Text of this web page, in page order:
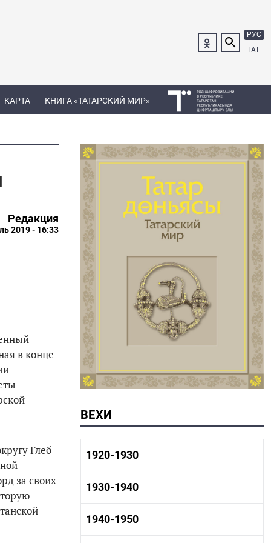
РУС
ТАТ
КАРТА КНИГА «ТАТАРСКИЙ МИР»
Редакция
2019 - 16:33
в конце
Глеб
за своих
ВЕХИ
1920-1930
1920-1930 история
1920-1930 культура
1930-1940
1930-1940 история
1930-1940 культура
1940-1950